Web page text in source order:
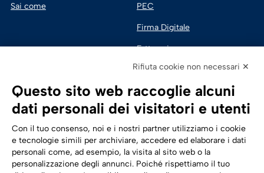
Sai come PEC
Firma Digitale
Fatturazione
Sicurezza Digitale
Cloud
Trasformazione digitale Seguici su:
Rifiuta cookie non necessari ✕
Questo sito web raccoglie alcuni
dati personali dei visitatori e utenti
Con il tuo consenso, noi e i nostri partner utilizziamo i cookie
e tecnologie simili per archiviare, accedere ed elaborare i dati
personali come, ad esempio, la visita al sito web o la
personalizzazione degli annunci. Poiché rispettiamo il tuo